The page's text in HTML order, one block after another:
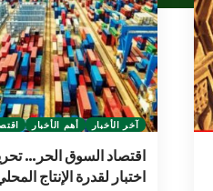
آخر الأخبار أهم الأخبار
اقتصاد السوق الحر…
اختبار لقدرة الإنتاج